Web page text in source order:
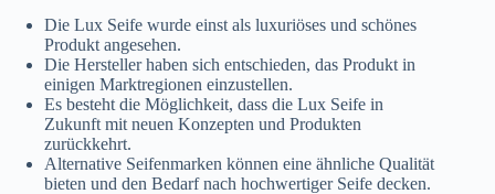
Die Lux Seife wurde einst als luxuriöses und schönes
Produkt angesehen.
Die Hersteller haben sich entschieden, das Produkt in
einigen Marktregionen einzustellen.
Es besteht die Möglichkeit, dass die Lux Seife in
Zukunft mit neuen Konzepten und Produkten
zurückkehrt.
Alternative Seifenmarken können eine ähnliche Qualität
bieten und den Bedarf nach hochwertiger Seife decken.